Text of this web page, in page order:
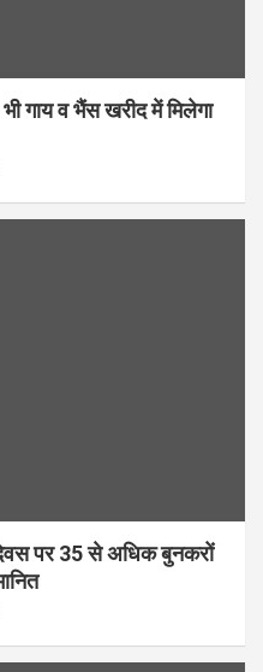
गाय व भैंस खरीद में मिलेगा
पर 35 से अधिक बुनकरों